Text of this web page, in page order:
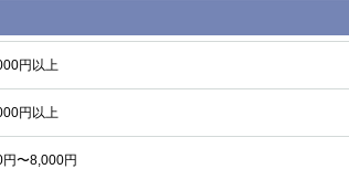
円以上
円以上
円〜8,000円